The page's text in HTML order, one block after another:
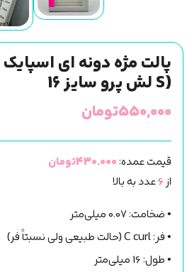
S) لش پرو سایز 16
۵۵۰,۰۰۰تومان
قیمت عمده:430.000تومان
از6عدد به بالا
• ضخامت: 0.07 میلی‌متر
• فر: C curl (حالت طبیعی ولی نسبتاً فر)
• طول: 16 میلی‌متر